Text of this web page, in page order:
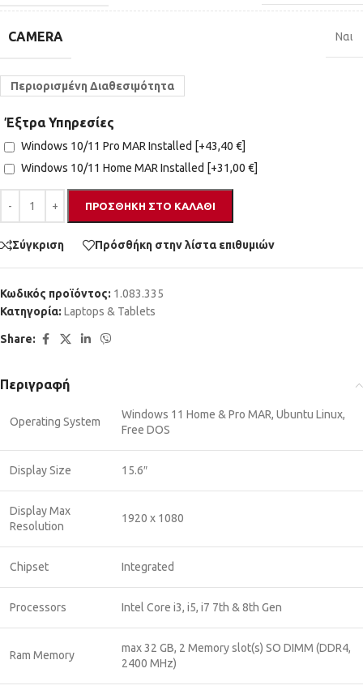
CAMERA Ναι
Περιορισμένη Διαθεσιμότητα
Έξτρα Υπηρεσίες
Windows 10/11 Pro MAR Installed [+43,40 €]
Windows 10/11 Home MAR Installed [+31,00 €]
ΠΡΟΣΘΉΚΗ ΣΤΟ ΚΑΛΆΘΙ
Σύγκριση Πρόσθήκη στην λίστα επιθυμιών
Κωδικός προϊόντος: 1.083.335
Κατηγορία: Laptops & Tablets
Share:
Περιγραφή
Operating System
Windows 11 Home & Pro MAR, Ubuntu Linux,
Free DOS
Display Size 15.6″
Display Max
Resolution
1920 x 1080
Chipset Integrated
Processors Intel Core i3, i5, i7 7th & 8th Gen
Ram Memory
max 32 GB, 2 Memory slot(s) SO DIMM (DDR4,
2400 MHz)